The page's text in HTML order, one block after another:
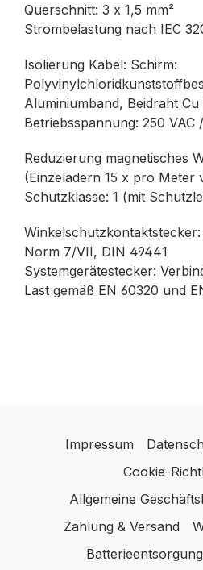
Querschnitt: 3 x 1,5 mm²
Strombelastung nach IEC
Isolierung Kabel: Schirm:
Aluminiumband, Beidraht Cu
Betriebsspannung: 250 VAC
Reduzierung magnetisches
(Einzeladern 15 x pro Meter
Schutzklasse: 1 (mit
Norm 7/VII, DIN 49441
Systemgerätestecker:
Last gemäß EN 60320 und
Impressum
Cookie-
Allgemeine
Zahlung & Versand
Batterieentsorgung